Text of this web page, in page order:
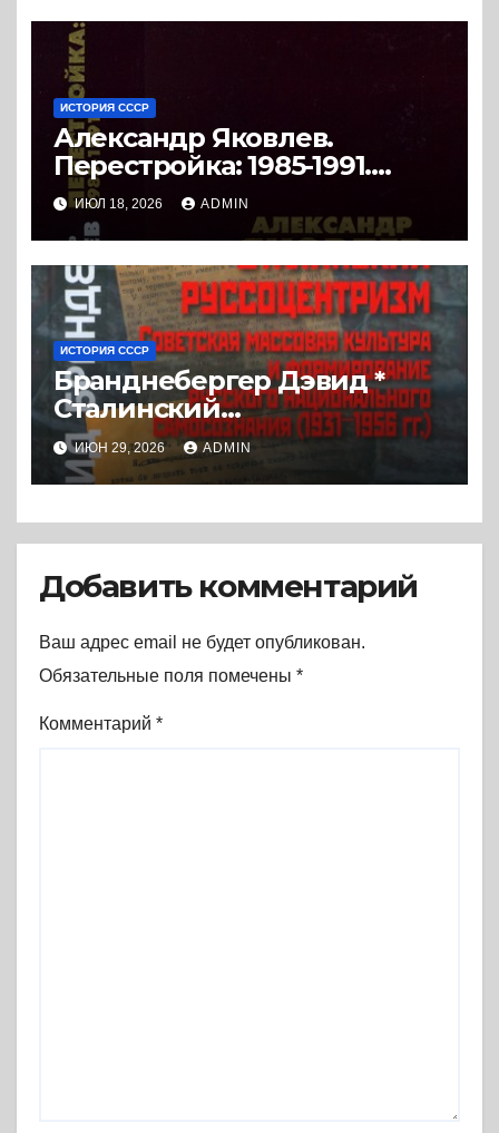
ИСТОРИЯ СССР
Александр Яковлев.
Перестройка: 1985-1991.
Документы. (2008) * Книга
ИЮЛ 18, 2026 ADMIN
ИСТОРИЯ СССР
Бранднебергер Дэвид *
Сталинский
руссоцентризм. Советская
массовая культура и
формирование русского
национального
самосознания (1931-1956 гг.)
(2017) * Книга
ИЮН 29, 2026 ADMIN
Добавить комментарий
Ваш адрес email не будет опубликован.
Обязательные поля помечены *
Комментарий *